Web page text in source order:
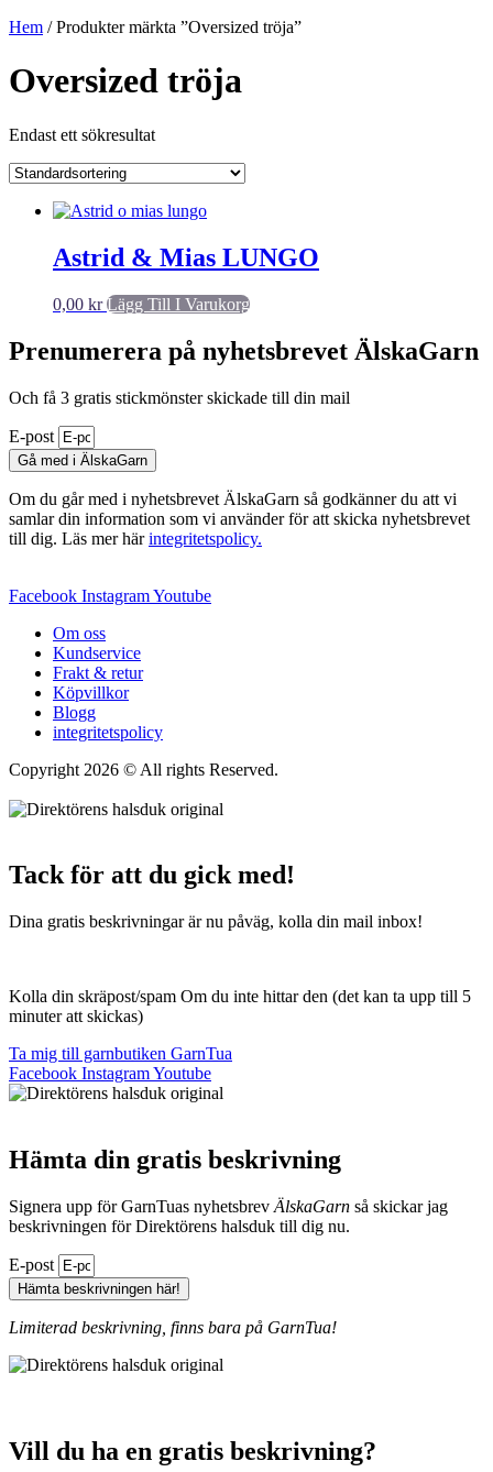
Hem / Produkter märkta ”Oversized tröja”
Oversized tröja
Endast ett sökresultat
Astrid & Mias LUNGO
0,00 kr Lägg Till I Varukorg
Prenumerera på nyhetsbrevet ÄlskaGarn
Och få 3 gratis stickmönster skickade till din mail
E-post
Gå med i ÄlskaGarn
Om du går med i nyhetsbrevet ÄlskaGarn så godkänner du att vi
samlar din information som vi använder för att skicka nyhetsbrevet
till dig. Läs mer härintegritetspolicy.
Facebook InstagramYoutube
Om oss
Kundservice
Frakt & retur
Köpvillkor
Blogg
integritetspolicy
Copyright 2026 © All rights Reserved.
Tack för att du gick med!
Dina gratis beskrivningar är nu påväg, kolla din mail inbox!
Kolla din skräpost/spam Om du inte hittar den (det kan ta upp till 5
minuter att skickas)
Ta mig till garnbutiken GarnTua
Facebook InstagramYoutube
Hämta din gratis beskrivning
Signera upp för GarnTuas nyhetsbrev ÄlskaGarn så skickar jag
beskrivningen för Direktörens halsduk till dig nu.
E-post
Hämta beskrivningen här!
Limiterad beskrivning, finns bara på GarnTua!
Vill du ha en gratis beskrivning?